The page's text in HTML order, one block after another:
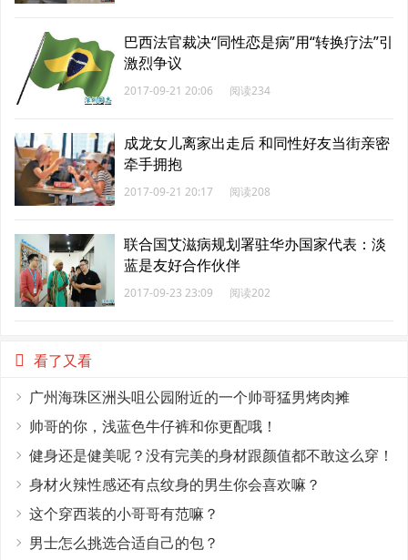
巴西法官裁决“同性恋是病”用“转换疗法”引
激烈争议
2017-09-21 20:06 阅读234
成龙女儿离家出走后 和同性好友当街亲密
牵手拥抱
2017-09-21 20:17 阅读208
联合国艾滋病规划署驻华办国家代表：淡
蓝是友好合作伙伴
2017-09-23 23:09 阅读202
看了又看
广州海珠区洲头咀公园附近的一个帅哥猛男烤肉摊
帅哥的你，浅蓝色牛仔裤和你更配哦！
健身还是健美呢？没有完美的身材跟颜值都不敢这么穿！
身材火辣性感还有点纹身的男生你会喜欢嘛？
这个穿西装的小哥哥有范嘛？
男士怎么挑选合适自己的包？